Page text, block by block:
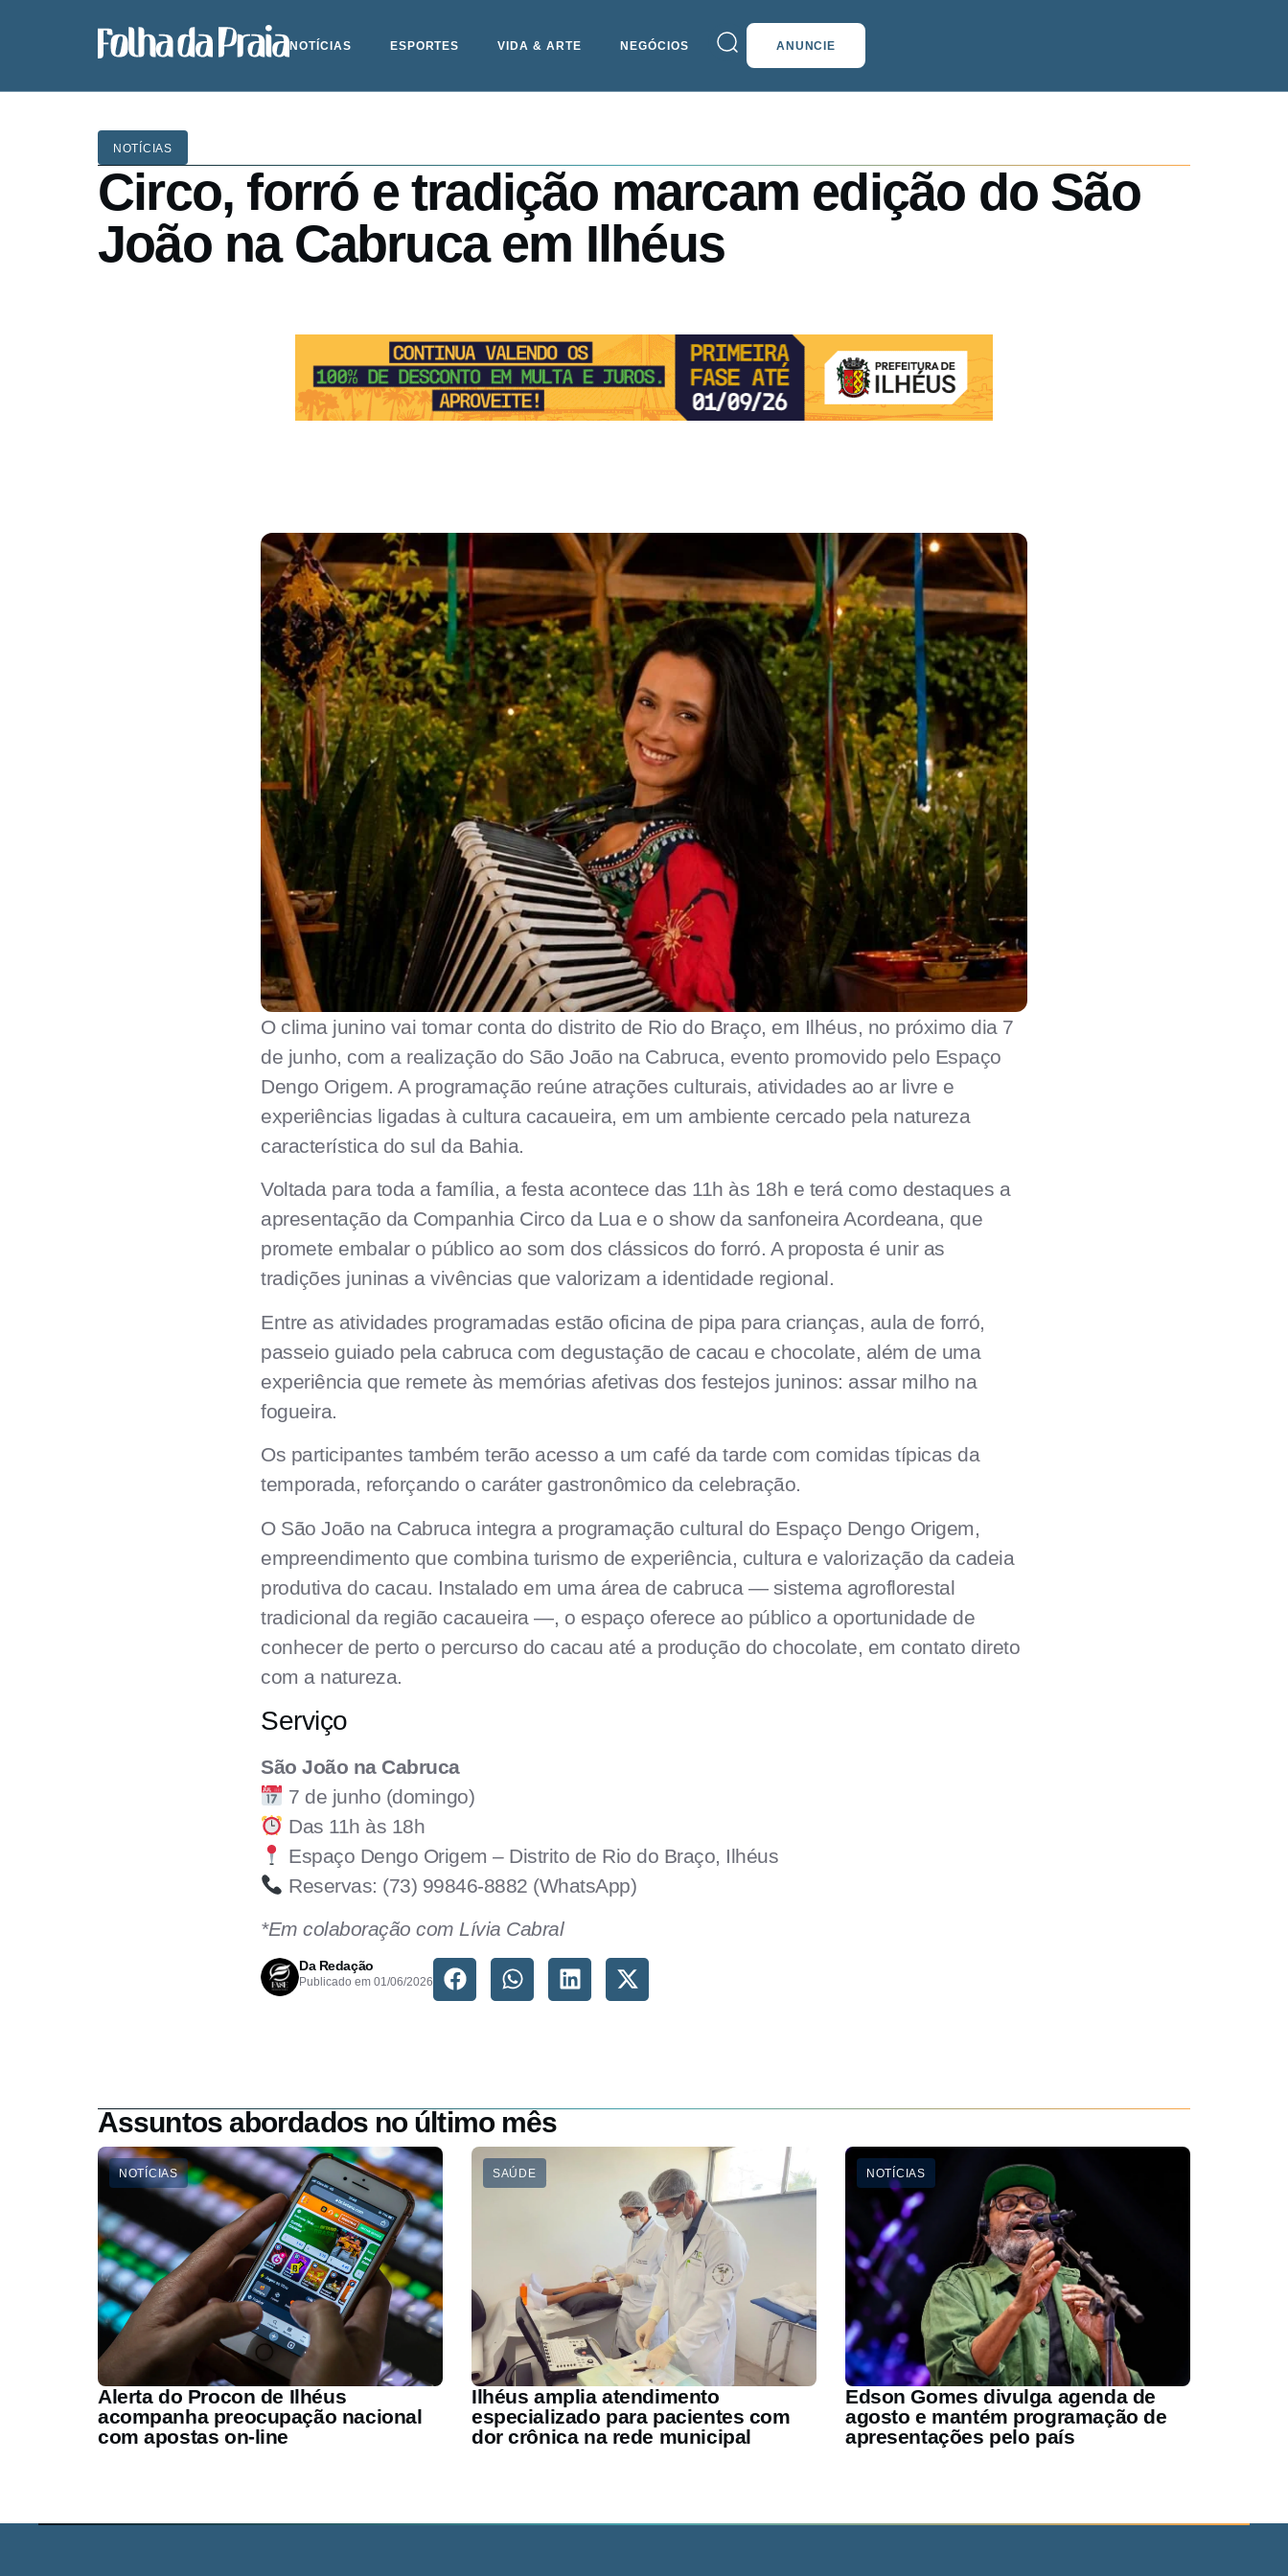
NOTÍCIAS ESPORTES VIDA & ARTE NEGÓCIOS ANUNCIE
NOTÍCIAS
Circo, forró e tradição marcam edição do São
João na Cabruca em Ilhéus
O clima junino vai tomar conta do distrito de Rio do Braço, em Ilhéus, no próximo dia 7
de junho, com a realização do São João na Cabruca, evento promovido pelo Espaço
Dengo Origem. A programação reúne atrações culturais, atividades ao ar livre e
experiências ligadas à cultura cacaueira, em um ambiente cercado pela natureza
característica do sul da Bahia.
Voltada para toda a família, a festa acontece das 11h às 18h e terá como destaques a
apresentação da Companhia Circo da Lua e o show da sanfoneira Acordeana, que
promete embalar o público ao som dos clássicos do forró. A proposta é unir as
tradições juninas a vivências que valorizam a identidade regional.
Entre as atividades programadas estão oficina de pipa para crianças, aula de forró,
passeio guiado pela cabruca com degustação de cacau e chocolate, além de uma
experiência que remete às memórias afetivas dos festejos juninos: assar milho na
fogueira.
Os participantes também terão acesso a um café da tarde com comidas típicas da
temporada, reforçando o caráter gastronômico da celebração.
O São João na Cabruca integra a programação cultural do Espaço Dengo Origem,
empreendimento que combina turismo de experiência, cultura e valorização da cadeia
produtiva do cacau. Instalado em uma área de cabruca — sistema agroflorestal
tradicional da região cacaueira —, o espaço oferece ao público a oportunidade de
conhecer de perto o percurso do cacau até a produção do chocolate, em contato direto
com a natureza.
Serviço
São João na Cabruca
7 de junho (domingo)
Das 11h às 18h
Espaço Dengo Origem – Distrito de Rio do Braço, Ilhéus
Reservas: (73) 99846-8882 (WhatsApp)
*Em colaboração com Lívia Cabral
Da Redação
Publicado em 01/06/2026
Assuntos abordados no último mês
NOTÍCIAS
Alerta do Procon de Ilhéus
acompanha preocupação nacional
com apostas on-line
SAÚDE
Ilhéus amplia atendimento
especializado para pacientes com
dor crônica na rede municipal
NOTÍCIAS
Edson Gomes divulga agenda de
agosto e mantém programação de
apresentações pelo país